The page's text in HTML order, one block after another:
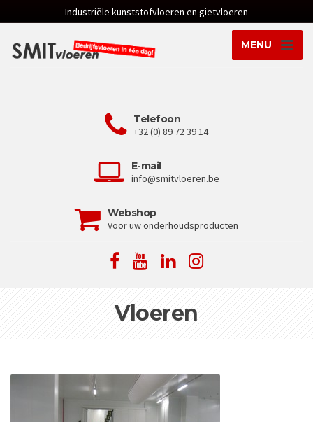
Industriële kunststofvloeren en gietvloeren
MENU
Telefoon
+32 (0) 89 72 39 14
E-mail
info@smitvloeren.be
Webshop
Voor uw onderhoudsproducten
Vloeren